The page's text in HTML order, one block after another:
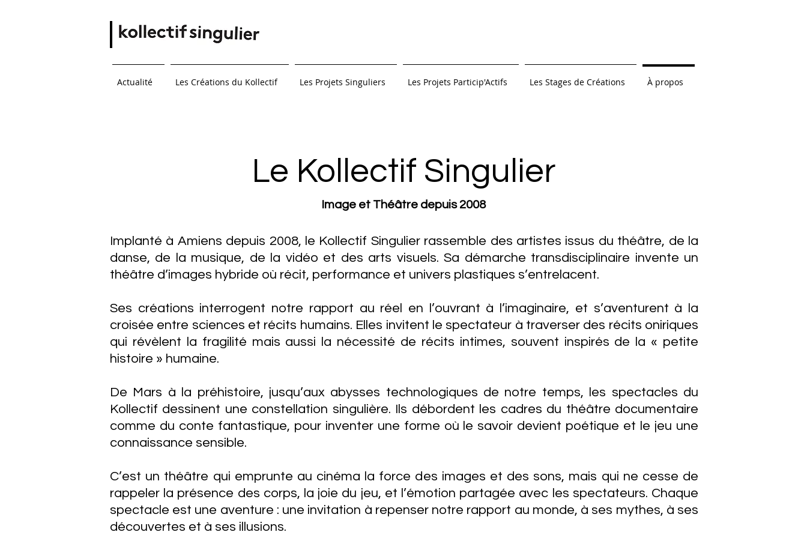
Actualité Les Créations du Kollectif Les Projets Singuliers Les Projets Particip'Actifs Les Stages de Créations À propos
Le Kollectif Singulier
Image et Théâtre depuis 2008
Implanté à Amiens depuis 2008, le Kollectif Singulier rassemble des artistes issus du théâtre, de la
danse, de la musique, de la vidéo et des arts visuels. Sa démarche transdisciplinaire invente un
théâtre d’images hybride où récit, performance et univers plastiques s’entrelacent.
Ses créations interrogent notre rapport au réel en l’ouvrant à l’imaginaire, et s’aventurent à la
croisée entre sciences et récits humains. Elles invitent le spectateur à traverser des récits oniriques
qui révèlent la fragilité mais aussi la nécessité de récits intimes, souvent inspirés de la « petite
histoire » humaine.
De Mars à la préhistoire, jusqu’aux abysses technologiques de notre temps, les spectacles du
Kollectif dessinent une constellation singulière. Ils débordent les cadres du théâtre documentaire
comme du conte fantastique, pour inventer une forme où le savoir devient poétique et le jeu une
connaissance sensible.
C’est un théâtre qui emprunte au cinéma la force des images et des sons, mais qui ne cesse de
rappeler la présence des corps, la joie du jeu, et l’émotion partagée avec les spectateurs. Chaque
spectacle est une aventure : une invitation à repenser notre rapport au monde, à ses mythes, à ses
découvertes et à ses illusions.